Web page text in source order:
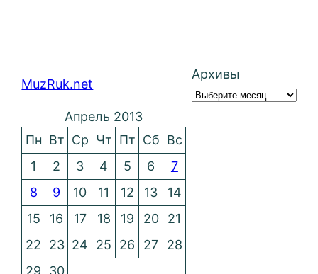
MuzRuk.net
Архивы
Апрель 2013
Пн Вт Ср Чт Пт Сб Вс
1
2 3 4 5 6
7
8
9 10 11 12 13
14
15
16 17 18 19 20
21
22
23 24 25 26 27
28